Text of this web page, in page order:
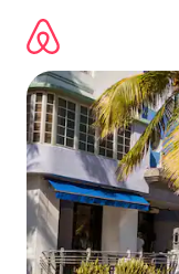
sadržaj